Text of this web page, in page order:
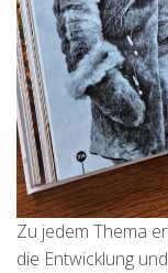
Zu jedem Thema
die Entwicklung